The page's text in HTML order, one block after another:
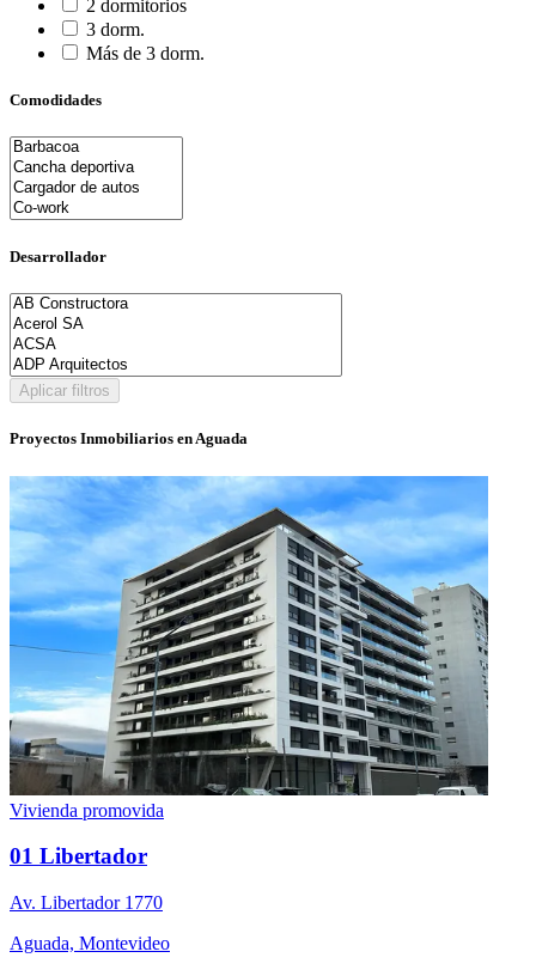
2 dormitorios
3 dorm.
Más de 3 dorm.
Comodidades
Desarrollador
Aplicar filtros
Proyectos Inmobiliarios en Aguada
Vivienda promovida
01 Libertador
Av. Libertador 1770
Aguada, Montevideo